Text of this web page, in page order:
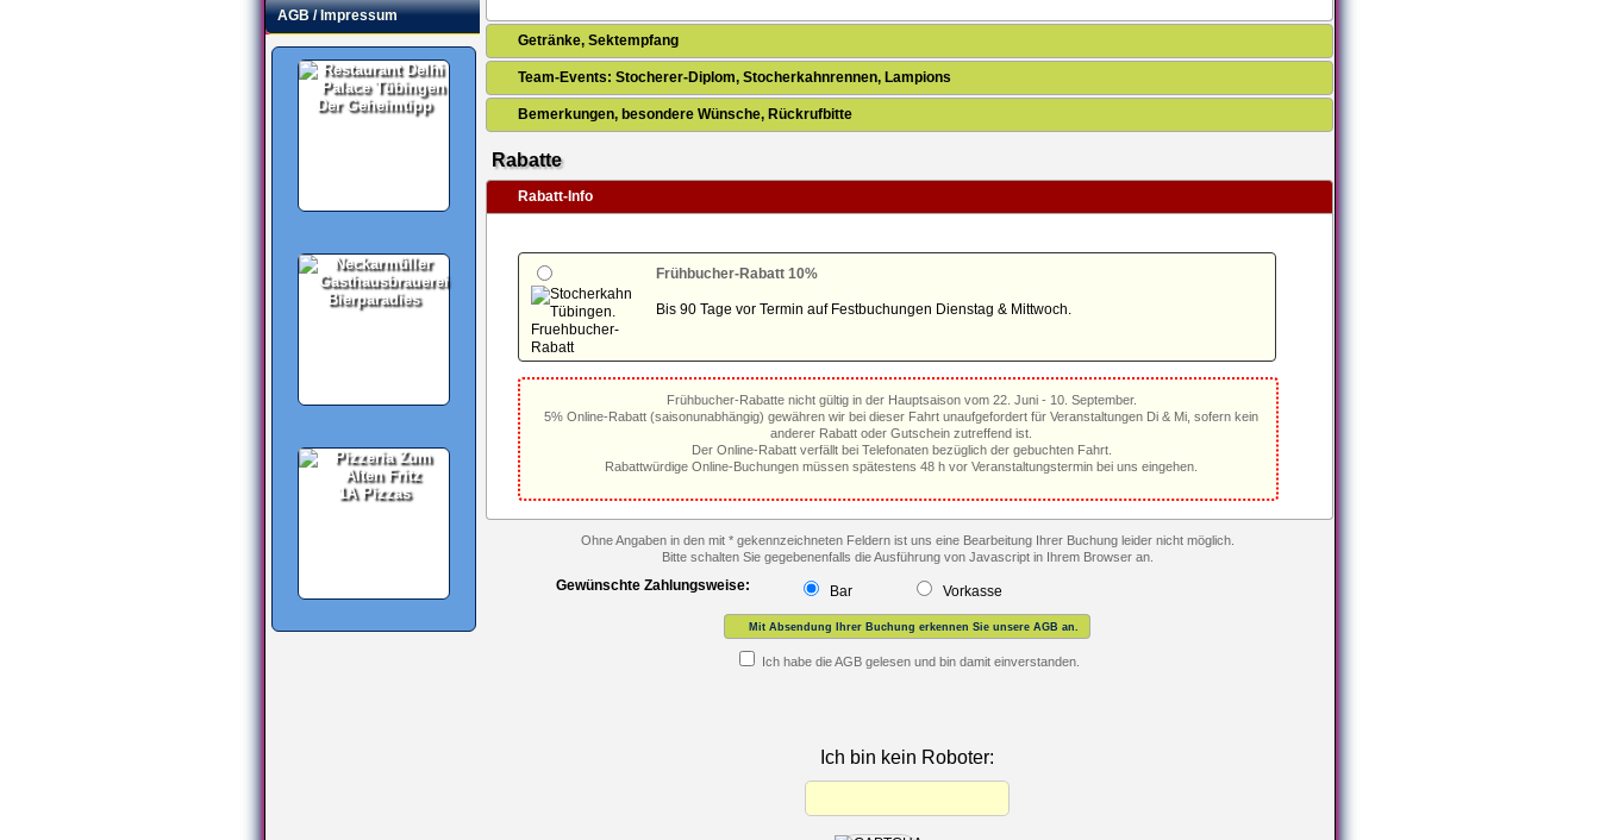
AGB / Impressum
Der Geheimtipp
Bierparadies
1A Pizzas
Getränke, Sektempfang
Team-Events: Stocherer-Diplom, Stocherkahnrennen, Lampions
Bemerkungen, besondere Wünsche, Rückrufbitte
Rabatte
Rabatt-Info
Frühbucher-Rabatt 10%
Bis 90 Tage vor Termin auf Festbuchungen Dienstag & Mittwoch.
Frühbucher-Rabatte nicht gültig in der Hauptsaison vom 22. Juni - 10. September.
5% Online-Rabatt (saisonunabhängig) gewähren wir bei dieser Fahrt unaufgefordert für Veranstaltungen Di & Mi, sofern kein
anderer Rabatt oder Gutschein zutreffend ist.
Der Online-Rabatt verfällt bei Telefonaten bezüglich der gebuchten Fahrt.
Rabattwürdige Online-Buchungen müssen spätestens 48 h vor Veranstaltungstermin bei uns eingehen.
Ohne Angaben in den mit * gekennzeichneten Feldern ist uns eine Bearbeitung Ihrer Buchung leider nicht möglich.
Bitte schalten Sie gegebenenfalls die Ausführung von Javascript in Ihrem Browser an.
Gewünschte Zahlungsweise: Bar Vorkasse
Mit Absendung Ihrer Buchung erkennen Sie unsere AGB an.
Ich habe die AGB gelesen und bin damit einverstanden.
Ich bin kein Roboter: